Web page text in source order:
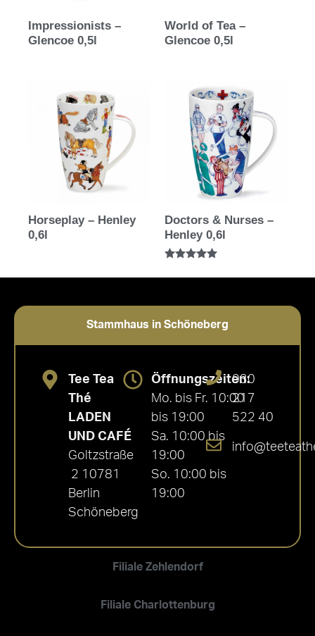
Impressionists –
Glencoe 0,5l
World of Tea –
Glencoe 0,5l
Horseplay – Henley
0,6l
Doctors & Nurses –
Henley 0,6l
5.00
Stammhaus in Schöneberg
Filiale Zehlendorf
Filiale Charlottenburg
Tee Tea
Thé
LADEN
UND CAFÉ
Goltzstraße
2 10781
Berlin
Schöneberg
Öffnungszeiten:
Mo. bis Fr. 10:00
bis 19:00
Sa. 10:00 bis
19:00
So. 10:00 bis
19:00
030
217
522 40